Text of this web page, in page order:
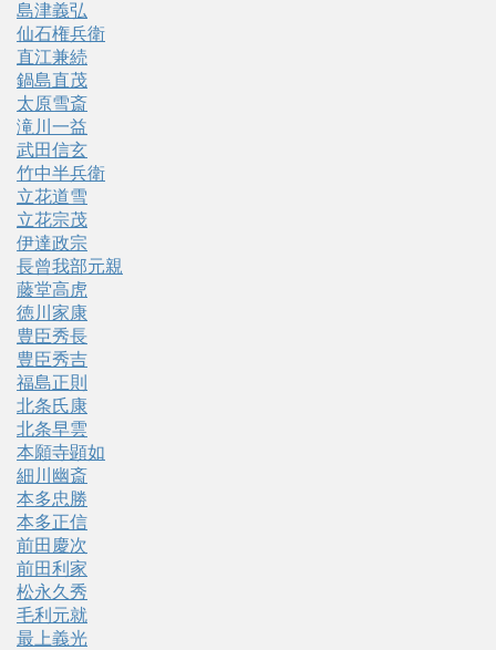
島津義弘
仙石権兵衛
直江兼続
鍋島直茂
太原雪斎
滝川一益
武田信玄
竹中半兵衛
立花道雪
立花宗茂
伊達政宗
長曾我部元親
藤堂高虎
徳川家康
豊臣秀長
豊臣秀吉
福島正則
北条氏康
北条早雲
本願寺顕如
細川幽斎
本多忠勝
本多正信
前田慶次
前田利家
松永久秀
毛利元就
最上義光